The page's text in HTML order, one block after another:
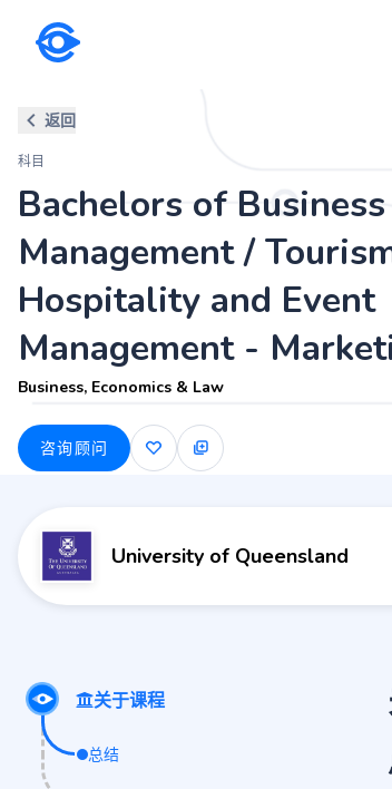
Bachelors of
Marketing
Business, Economics & Law
返回
科目
Bachelors of Business
Management /
Hospitality and Event
Management -
Business, Economics & Law
咨询顾问
University of Queensland
关于课程
总结